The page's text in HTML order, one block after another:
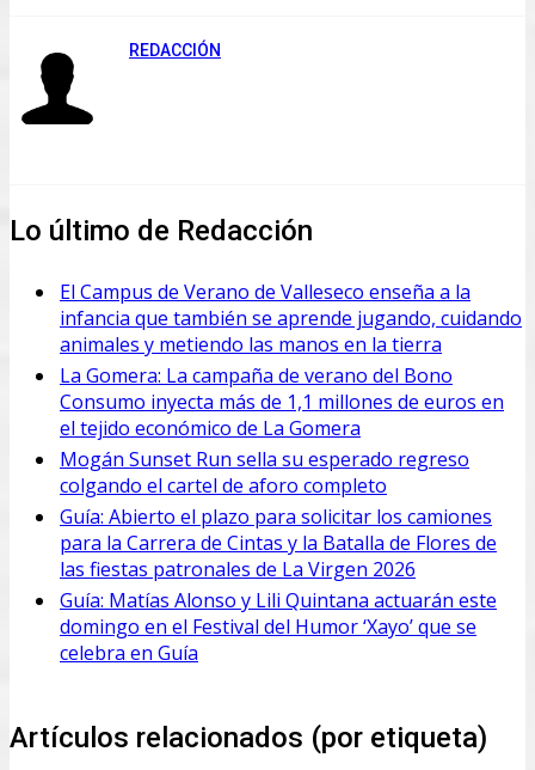
REDACCIÓN
Lo último de Redacción
El Campus de Verano de Valleseco enseña a la
infancia que también se aprende jugando, cuidando
animales y metiendo las manos en la tierra
La Gomera: La campaña de verano del Bono
Consumo inyecta más de 1,1 millones de euros en
el tejido económico de La Gomera
Mogán Sunset Run sella su esperado regreso
colgando el cartel de aforo completo
Guía: Abierto el plazo para solicitar los camiones
para la Carrera de Cintas y la Batalla de Flores de
las fiestas patronales de La Virgen 2026
Guía: Matías Alonso y Lili Quintana actuarán este
domingo en el Festival del Humor ‘Xayo’ que se
celebra en Guía
Artículos relacionados (por etiqueta)